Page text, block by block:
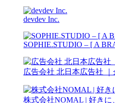
devdev Inc.
SOPHIE.STUDIO – [ A
広告会社 北日本広告社
株式会社NOMAL | 好きに